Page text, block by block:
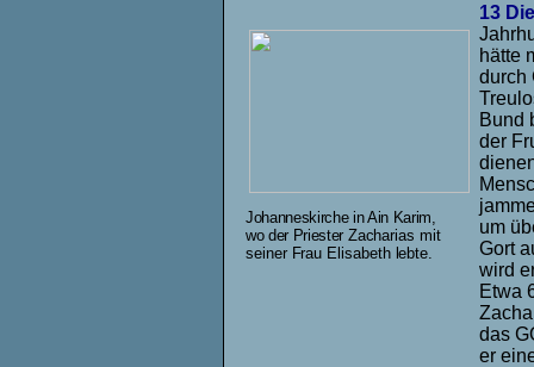
Johanneskirche in Ain Karim,
wo der Priester Zacharias mit
seiner Frau Elisabeth lebte.
13
hätte
durch
Bund
der
um
Gort
wird
Etwa
das
er